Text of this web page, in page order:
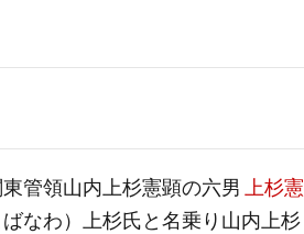
管領山内上杉憲顕の六男
上杉憲
なわ）上杉氏と名乗り山内上杉